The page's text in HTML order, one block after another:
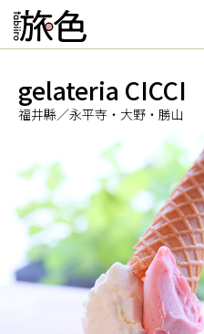
gelateria CICCI
福井縣／永平寺・大野・勝山